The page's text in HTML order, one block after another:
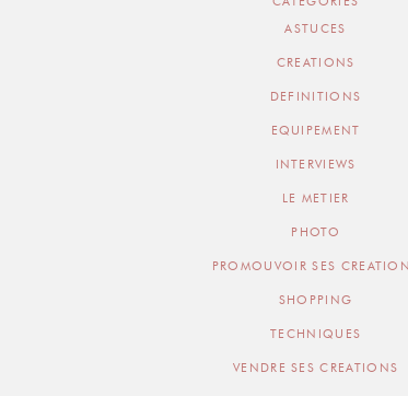
ASTUCES
CREATIONS
DEFINITIONS
EQUIPEMENT
INTERVIEWS
LE METIER
PHOTO
PROMOUVOIR SES
SHOPPING
TECHNIQUES
VENDRE SES CREATIONS